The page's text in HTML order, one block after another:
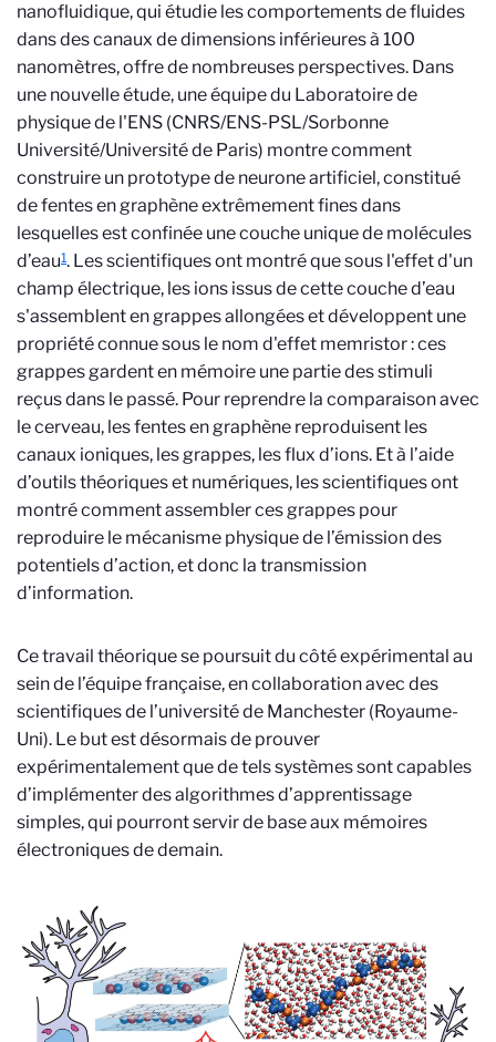
nanofluidique, qui étudie les comportements de fluides
dans des canaux de dimensions inférieures à 100
nanomètres, offre de nombreuses perspectives. Dans
une nouvelle étude, une équipe du Laboratoire de
physique de l'ENS (CNRS/ENS-PSL/Sorbonne
Université/Université de Paris) montre comment
construire un prototype de neurone artificiel, constitué
de fentes en graphène extrêmement fines dans
lesquelles est confinée une couche unique de molécules
d’eau1. Les scientifiques ont montré que sous l'effet d'un
champ électrique, les ions issus de cette couche d’eau
s'assemblent en grappes allongées et développent une
propriété connue sous le nom d'effet memristor : ces
grappes gardent en mémoire une partie des stimuli
reçus dans le passé. Pour reprendre la comparaison avec
le cerveau, les fentes en graphène reproduisent les
canaux ioniques, les grappes, les flux d’ions. Et à l’aide
d’outils théoriques et numériques, les scientifiques ont
montré comment assembler ces grappes pour
reproduire le mécanisme physique de l’émission des
potentiels d’action, et donc la transmission
d’information.
Ce travail théorique se poursuit du côté expérimental au
sein de l’équipe française, en collaboration avec des
scientifiques de l’université de Manchester (Royaume-
Uni). Le but est désormais de prouver
expérimentalement que de tels systèmes sont capables
d’implémenter des algorithmes d’apprentissage
simples, qui pourront servir de base aux mémoires
électroniques de demain.